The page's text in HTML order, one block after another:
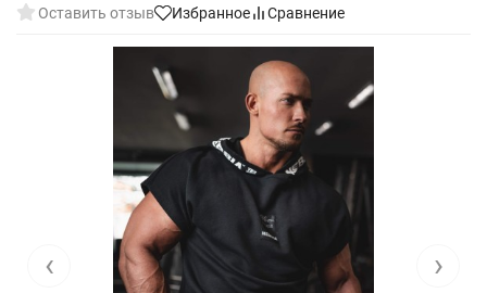
Оставить отзыв Избранное Сравнение
‹ ›